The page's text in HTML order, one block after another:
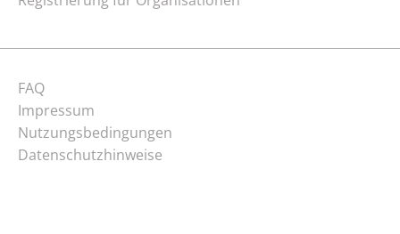
Navigation
überspringen
FAQ
Impressum
Nutzungsbedingungen
Datenschutzhinweise